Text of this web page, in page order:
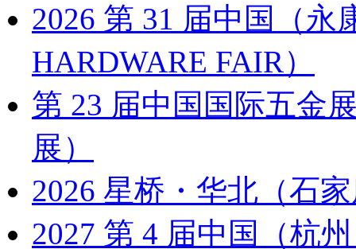
2026 第 31 届中国（
HARDWARE FAIR）
第 23 届中国国际五金
展）
2026 星桥・华北（石
2027 第 4 届中国（杭